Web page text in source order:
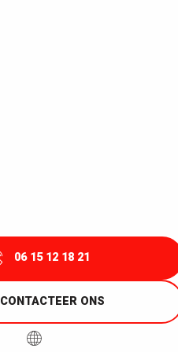
06 15 12 18 21
CONTACTEER ONS